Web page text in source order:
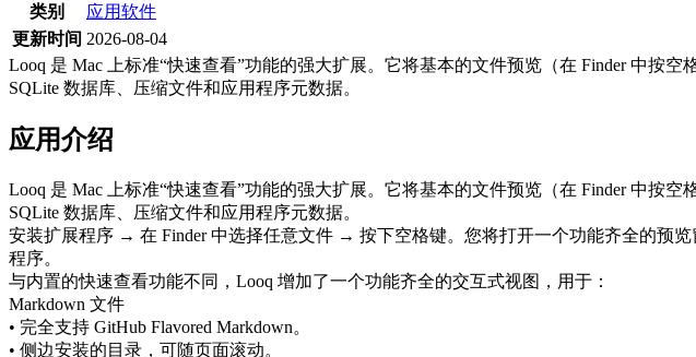
类别
应用软件
更新时间 2026-08-04
Looq 是 Mac 上标准“快速查看”功能的强大扩展。它将基本的文件预览（在 Finder 中按
SQLite 数据库、压缩文件和应用程序元数据。
应用介绍
Looq 是 Mac 上标准“快速查看”功能的强大扩展。它将基本的文件预览（在 Finder 中按
SQLite 数据库、压缩文件和应用程序元数据。
安装扩展程序 → 在 Finder 中选择任意文件 → 按下空格键。您将打开一个功能齐全的预
程序。
与内置的快速查看功能不同，Looq 增加了一个功能齐全的交互式视图，用于：
Markdown 文件
• 完全支持 GitHub Flavored Markdown。
• 侧边安装的目录，可随页面滚动。